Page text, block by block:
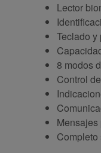
Lector
Teclado
8 modos
Control